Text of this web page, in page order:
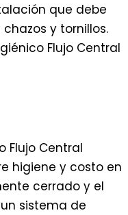
que debe
y tornillos.
Flujo Central
Flujo Central
higiene y costo en
cerrado y el
sistema de